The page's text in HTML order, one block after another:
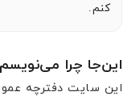
کنم.
این‌جا چرا
این سایت دفترچه